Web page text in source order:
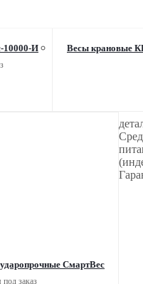
10000-И Весы крановые
СмартВес
заказ